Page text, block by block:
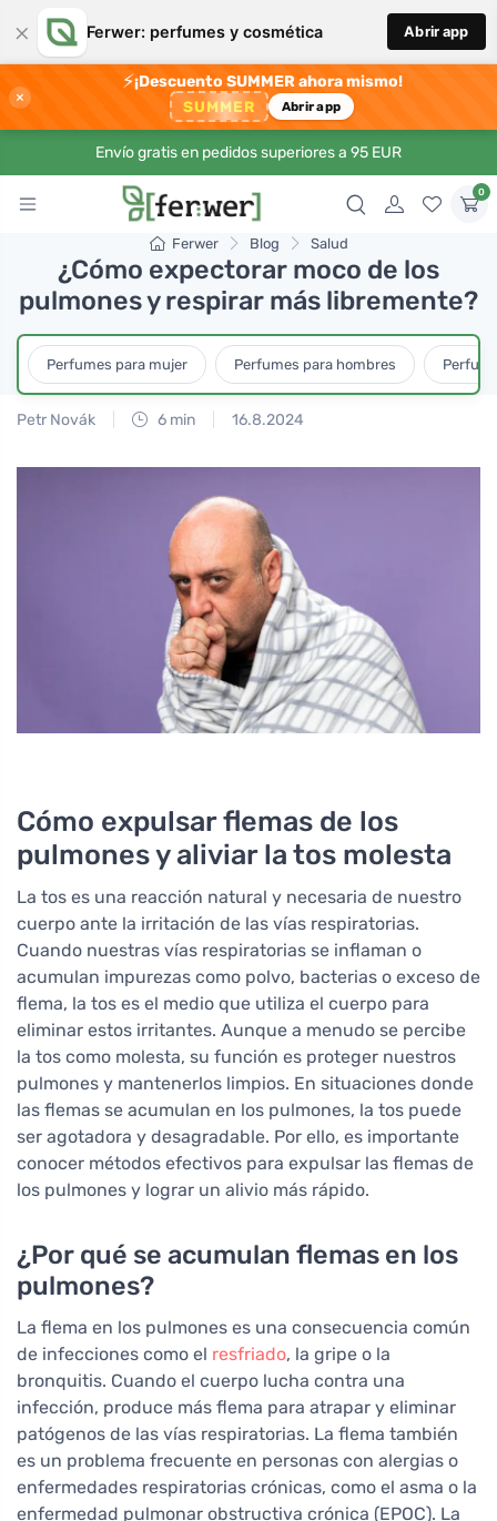
× Ferwer: perfumes y cosmética Abrir app
×
⚡¡Descuento SUMMER ahora mismo!
SUMMER Abrir app
Envío gratis en pedidos superiores a 95 EUR
0
Ferwer Blog Salud
¿Cómo expectorar moco de los
pulmones y respirar más libremente?
Perfumes para mujer Perfumes para hombres
Petr Novák 6 min 16.8.2024
Cómo expulsar flemas de los
pulmones y aliviar la tos molesta
La tos es una reacción natural y necesaria de nuestro
cuerpo ante la irritación de las vías respiratorias.
Cuando nuestras vías respiratorias se inflaman o
acumulan impurezas como polvo, bacterias o exceso de
flema, la tos es el medio que utiliza el cuerpo para
eliminar estos irritantes. Aunque a menudo se percibe
la tos como molesta, su función es proteger nuestros
pulmones y mantenerlos limpios. En situaciones donde
las flemas se acumulan en los pulmones, la tos puede
ser agotadora y desagradable. Por ello, es importante
conocer métodos efectivos para expulsar las flemas de
los pulmones y lograr un alivio más rápido.
¿Por qué se acumulan flemas en los
pulmones?
La flema en los pulmones es una consecuencia común
de infecciones como el resfriado, la gripe o la
bronquitis. Cuando el cuerpo lucha contra una
infección, produce más flema para atrapar y eliminar
patógenos de las vías respiratorias. La flema también
es un problema frecuente en personas con alergias o
enfermedades respiratorias crónicas, como el asma o la
enfermedad pulmonar obstructiva crónica (EPOC). La